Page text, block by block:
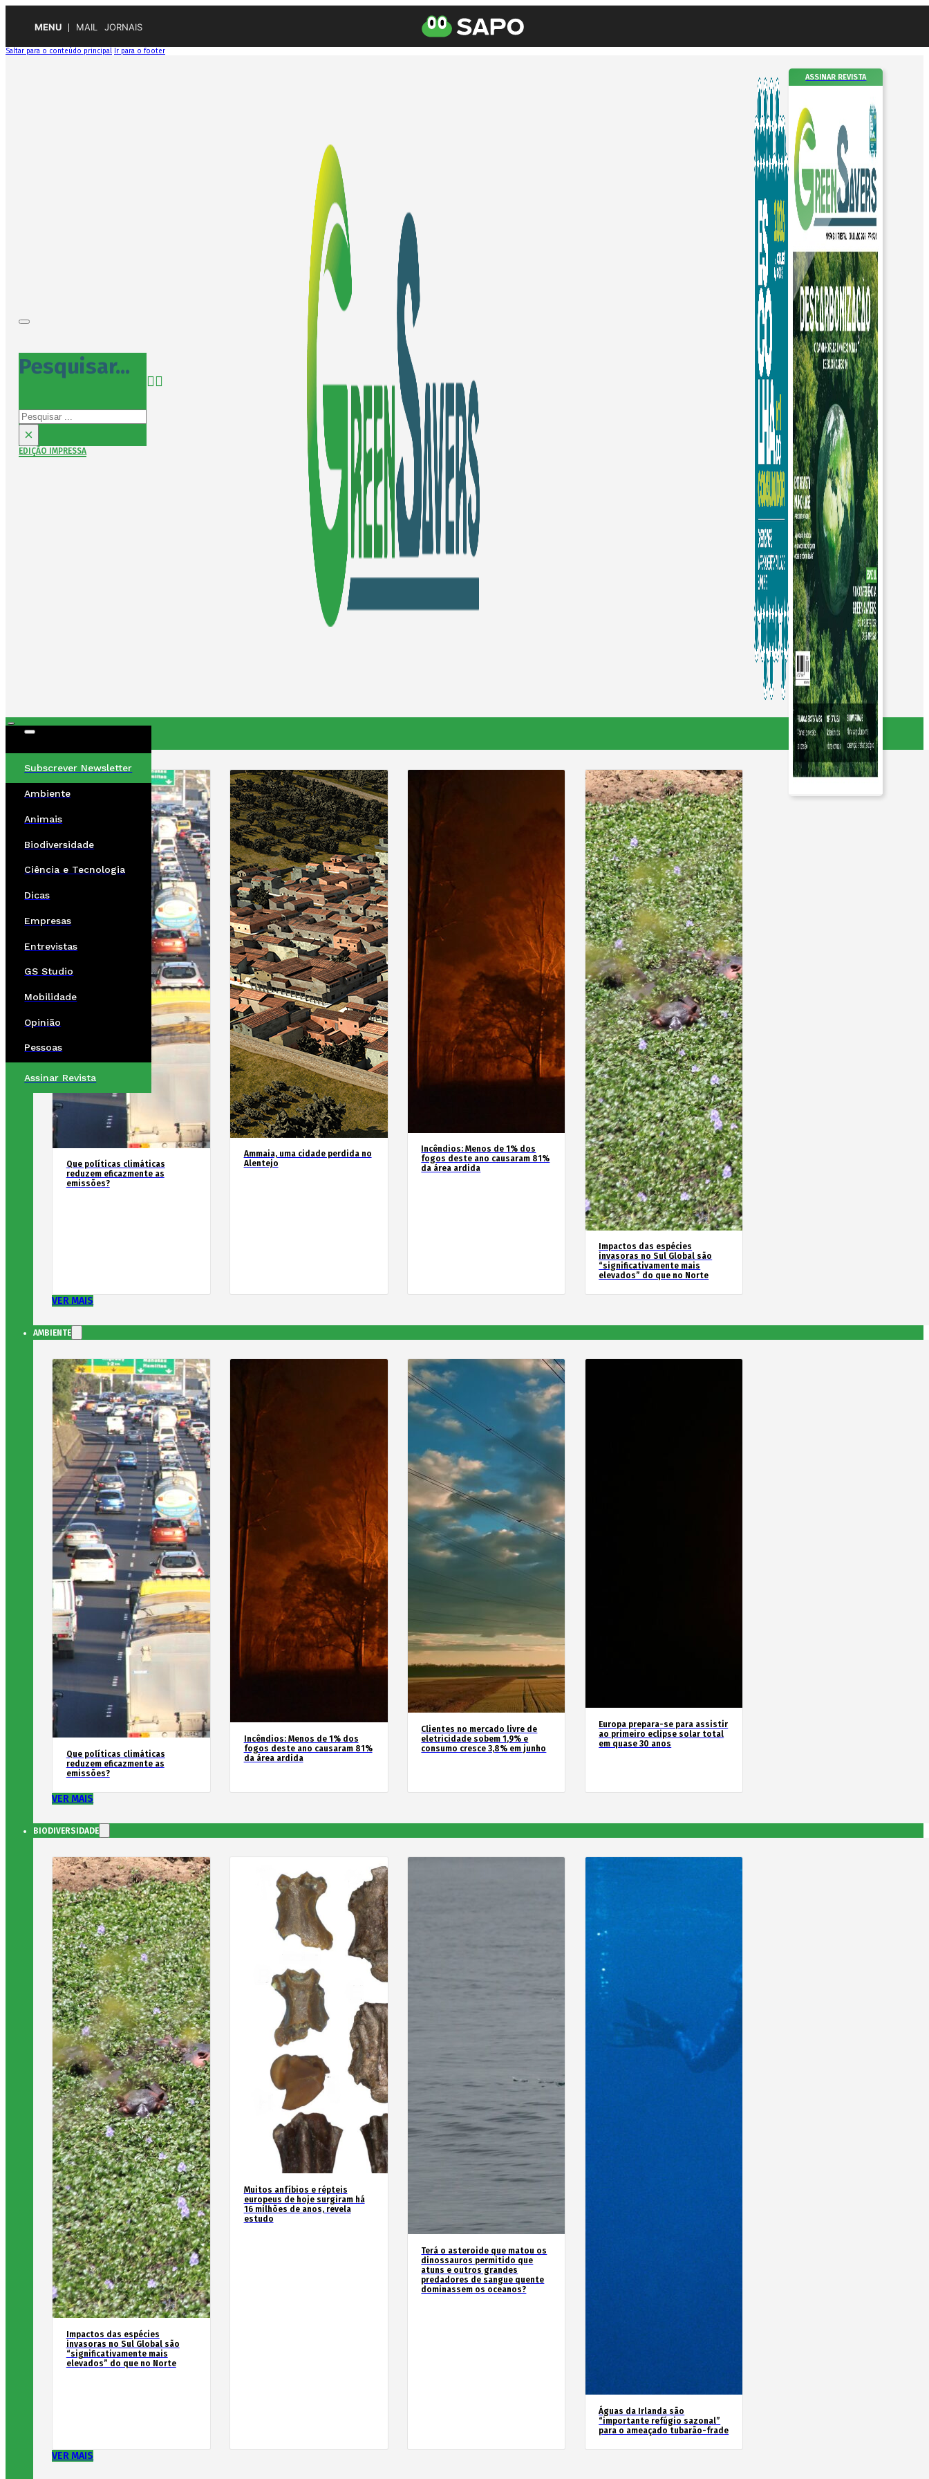
MENU MAIL JORNAIS
Saltar para o conteúdo principal Ir para o footer
Pesquisar...
Pesquisar
×
EDIÇÃO IMPRESSA
ASSINAR REVISTA
Subscrever Newsletter
Ambiente
Animais
Biodiversidade
Ciência e Tecnologia
Dicas
Empresas
Entrevistas
GS Studio
Mobilidade
Opinião
Pessoas
Assinar Revista
Que políticas climáticas
reduzem eficazmente as
emissões?
Ammaia, uma cidade perdida no
Alentejo
Incêndios: Menos de 1% dos
fogos deste ano causaram 81%
da área ardida
Impactos das espécies
invasoras no Sul Global são
“significativamente mais
elevados” do que no Norte
VER MAIS
AMBIENTE
Que políticas climáticas
reduzem eficazmente as
emissões?
Incêndios: Menos de 1% dos
fogos deste ano causaram 81%
da área ardida
Clientes no mercado livre de
eletricidade sobem 1,9% e
consumo cresce 3,8% em junho
Europa prepara-se para assistir
ao primeiro eclipse solar total
em quase 30 anos
VER MAIS
BIODIVERSIDADE
Impactos das espécies
invasoras no Sul Global são
“significativamente mais
elevados” do que no Norte
Muitos anfíbios e répteis
europeus de hoje surgiram há
16 milhões de anos, revela
estudo
Terá o asteroide que matou os
dinossauros permitido que
atuns e outros grandes
predadores de sangue quente
dominassem os oceanos?
Águas da Irlanda são
“importante refúgio sazonal”
para o ameaçado tubarão-frade
VER MAIS